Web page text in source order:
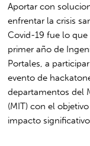
Aportar con
enfrentar la crisis
Covid-19 fue lo
primer año de
Portales, a
evento de
departamentos del
(MIT) con el
impacto